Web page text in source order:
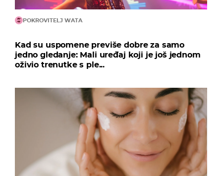
POKROVITELJ WATA
Kad su uspomene previše dobre za samo
jedno gledanje: Mali uređaj koji je još jednom
oživio trenutke s ple...